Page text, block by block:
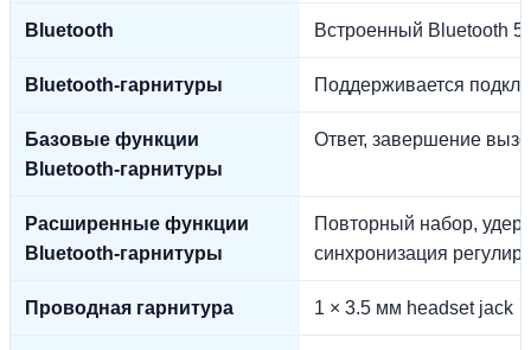
Bluetooth Встроенный Bluetooth
Bluetooth-гарнитуры Поддерживается
Базовые функции
Bluetooth-гарнитуры
Ответ, завершение
Расширенные функции
Bluetooth-гарнитуры
Повторный набор,
синхронизация
Проводная гарнитура 1 × 3.5 мм headset jack